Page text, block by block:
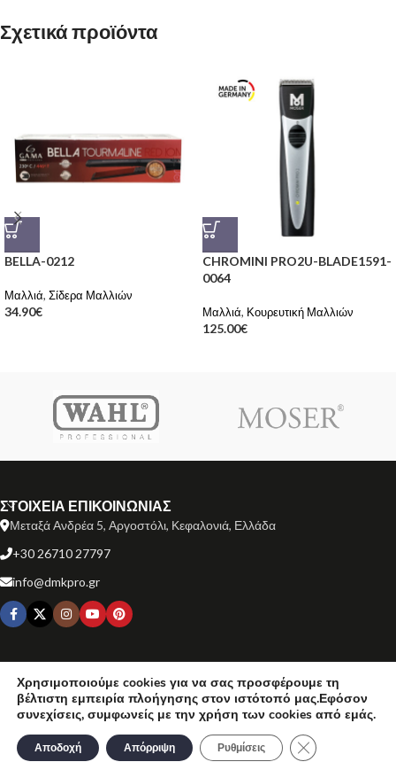
Σχετικά προϊόντα
BELLA-0212
Μαλλιά, Σίδερα Μαλλιών
34.90€
CHROMINI PRO2U-BLADE1591-
0064
Μαλλιά, Κουρευτική Μαλλιών
125.00€
ΣΤΟΙΧΕΙΑ ΕΠΙΚΟΙΝΩΝΙΑΣ
Μεταξά Ανδρέα 5, Αργοστόλι, Κεφαλονιά, Ελλάδα
+30 26710 27797
info@dmkpro.gr
ΧΡΗΣΙΜΟΙ ΣΥΝΔΕΣΜΟΙ
ΜΑΡΚΕΣ ΠΡΟΪΟΝΤΩΝ
Χρησιμοποιούμε cookies για να σας προσφέρουμε τη
βέλτιστη εμπειρία πλοήγησης στον ιστότοπό μας.Εφόσον
συνεχίσεις, συμφωνείς με την χρήση των cookies από εμάς.
Αποδοχή Απόρριψη Ρυθμίσεις Κλείσιμο του